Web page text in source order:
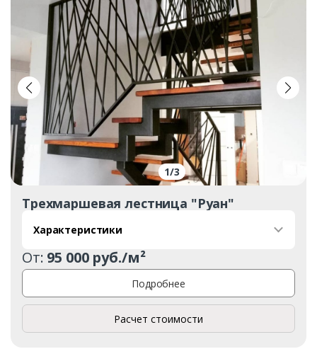
1/3
Трехмаршевая лестница "Руан"
Характеристики
От: 95 000 руб./м²
Подробнее
Расчет стоимости